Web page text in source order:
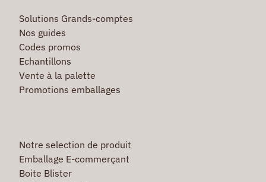
Solutions Grands-comptes
Nos guides
Codes promos
Echantillons
Vente à la palette
Promotions emballages
Notre selection de produit
Emballage E-commerçant
Boite Blister